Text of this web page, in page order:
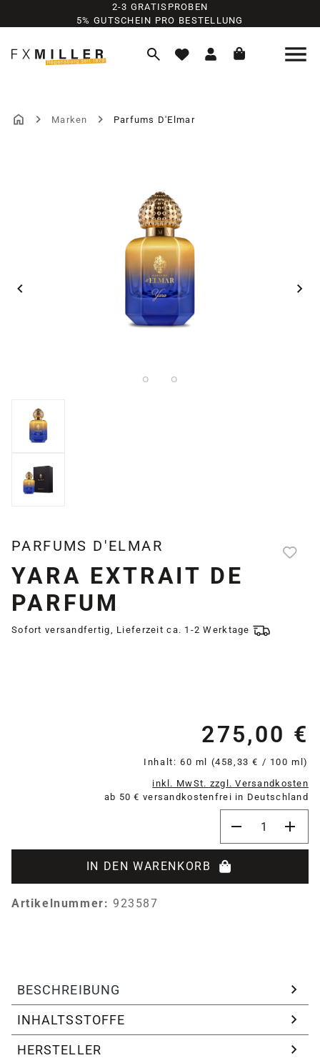
Zum Hauptinhalt springen
2-3 GRATISPROBEN
5% GUTSCHEIN PRO BESTELLUNG
Marken Parfums D'Elmar
PARFUMS D'ELMAR
YARA EXTRAIT DE
PARFUM
Sofort versandfertig, Lieferzeit ca. 1-2 Werktage
275,00 €
Inhalt: 60 ml (458,33 € / 100 ml)
inkl. MwSt. zzgl. Versandkosten
ab 50 € versandkostenfrei in Deutschland
IN DEN WARENKORB
Artikelnummer: 923587
BESCHREIBUNG
INHALTSSTOFFE
HERSTELLER